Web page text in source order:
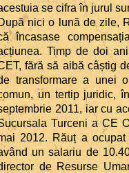
se cifra în jurul
nici o lună de zile,
încasase
Timp de doi
fără să aibă câștig
transformare a unei
un tertip juridic,
2011, iar cu
Turceni a CE
2012. Răuț a
un salariu de
de Resurse